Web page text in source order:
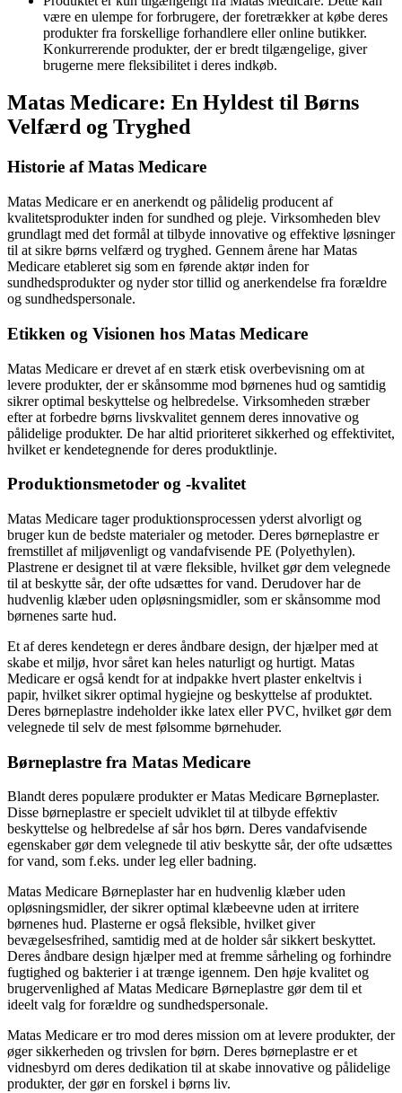
være en ulempe for forbrugere, der foretrækker at købe deres
produkter fra forskellige forhandlere eller online butikker.
Konkurrerende produkter, der er bredt tilgængelige, giver
brugerne mere fleksibilitet i deres indkøb.
Matas Medicare: En Hyldest til Børns
Velfærd og Tryghed
Historie af Matas Medicare
Matas Medicare er en anerkendt og pålidelig producent af
kvalitetsprodukter inden for sundhed og pleje. Virksomheden blev
grundlagt med det formål at tilbyde innovative og effektive løsninger
til at sikre børns velfærd og tryghed. Gennem årene har Matas
Medicare etableret sig som en førende aktør inden for
sundhedsprodukter og nyder stor tillid og anerkendelse fra forældre
og sundhedspersonale.
Etikken og Visionen hos Matas Medicare
Matas Medicare er drevet af en stærk etisk overbevisning om at
levere produkter, der er skånsomme mod børnenes hud og samtidig
sikrer optimal beskyttelse og helbredelse. Virksomheden stræber
efter at forbedre børns livskvalitet gennem deres innovative og
pålidelige produkter. De har altid prioriteret sikkerhed og effektivitet,
hvilket er kendetegnende for deres produktlinje.
Produktionsmetoder og -kvalitet
Matas Medicare tager produktionsprocessen yderst alvorligt og
bruger kun de bedste materialer og metoder. Deres børneplastre er
fremstillet af miljøvenligt og vandafvisende PE (Polyethylen).
Plastrene er designet til at være fleksible, hvilket gør dem velegnede
til at beskytte sår, der ofte udsættes for vand. Derudover har de
hudvenlig klæber uden opløsningsmidler, som er skånsomme mod
børnenes sarte hud.
Et af deres kendetegn er deres åndbare design, der hjælper med at
skabe et miljø, hvor såret kan heles naturligt og hurtigt. Matas
Medicare er også kendt for at indpakke hvert plaster enkeltvis i
papir, hvilket sikrer optimal hygiejne og beskyttelse af produktet.
Deres børneplastre indeholder ikke latex eller PVC, hvilket gør dem
velegnede til selv de mest følsomme børnehuder.
Børneplastre fra Matas Medicare
Blandt deres populære produkter er Matas Medicare Børneplaster.
Disse børneplastre er specielt udviklet til at tilbyde effektiv
beskyttelse og helbredelse af sår hos børn. Deres vandafvisende
egenskaber gør dem velegnede til ativ beskytte sår, der ofte udsættes
for vand, som f.eks. under leg eller badning.
Matas Medicare Børneplaster har en hudvenlig klæber uden
opløsningsmidler, der sikrer optimal klæbeevne uden at irritere
børnenes hud. Plasterne er også fleksible, hvilket giver
bevægelsesfrihed, samtidig med at de holder sår sikkert beskyttet.
Deres åndbare design hjælper med at fremme sårheling og forhindre
fugtighed og bakterier i at trænge igennem. Den høje kvalitet og
brugervenlighed af Matas Medicare Børneplastre gør dem til et
ideelt valg for forældre og sundhedspersonale.
Matas Medicare er tro mod deres mission om at levere produkter, der
øger sikkerheden og trivslen for børn. Deres børneplastre er et
vidnesbyrd om deres dedikation til at skabe innovative og pålidelige
produkter, der gør en forskel i børns liv.